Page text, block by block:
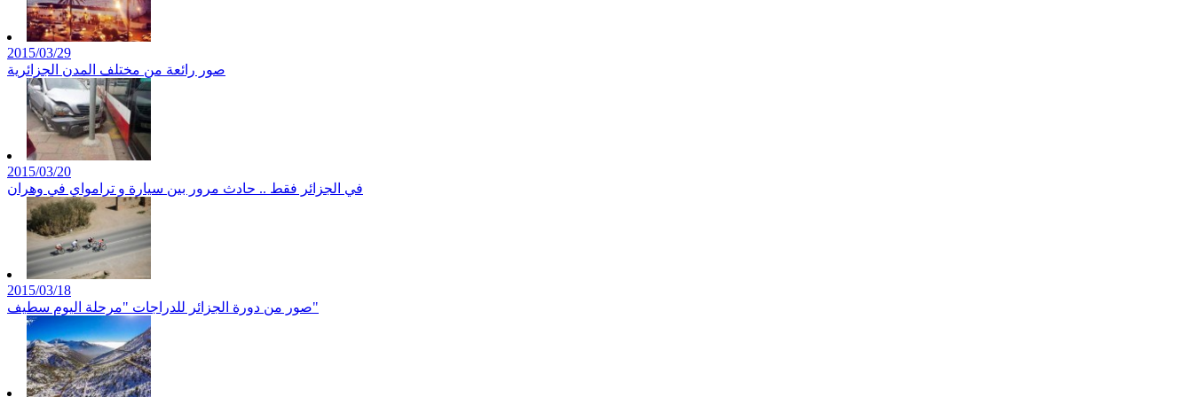
2015/03/29
صور رائعة من مختلف المدن الجزائرية
2015/03/20
في الجزائر فقط .. حادث مرور بين سيارة و ترامواي في وهران
2015/03/18
صور من دورة الجزائر للدراجات "مرحلة اليوم سطيف"